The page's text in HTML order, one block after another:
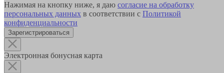
Нажимая на кнопку ниже, я даю согласие на обработку
персональных данных в соответствии с Политикой
конфиденциальности
Зарегистрироваться
Электронная бонусная карта